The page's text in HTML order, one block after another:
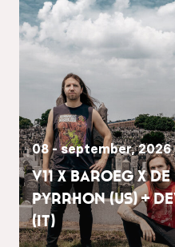
08 - september, 2026
V11 x Baroeg x
Pyrrhon (US) +
(IT)